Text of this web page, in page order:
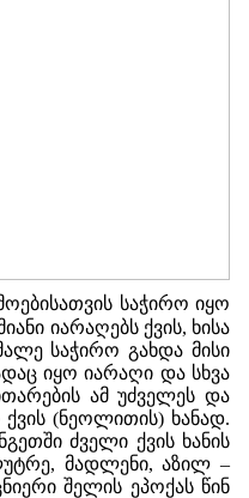
საჭირო იყო
იარაღებს ქვის, ხისა
საჭირო გახდა მისი
იყო იარაღი და სხვა
ამ უძველეს და
(ნეოლითის) ხანად.
ძველი ქვის ხანის
მადლენი, აზილ –
შელის ეპოქას წინ